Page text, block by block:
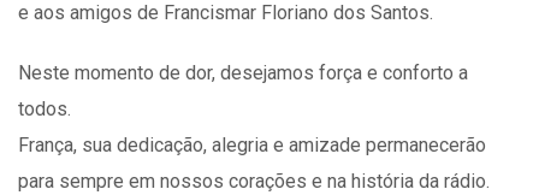
e aos amigos de Francismar Floriano dos Santos.
Neste momento de dor, desejamos força e conforto a
todos.
França, sua dedicação, alegria e amizade permanecerão
para sempre em nossos corações e na história da rádio.